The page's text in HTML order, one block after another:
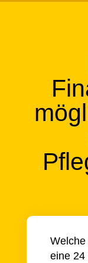
eine 24